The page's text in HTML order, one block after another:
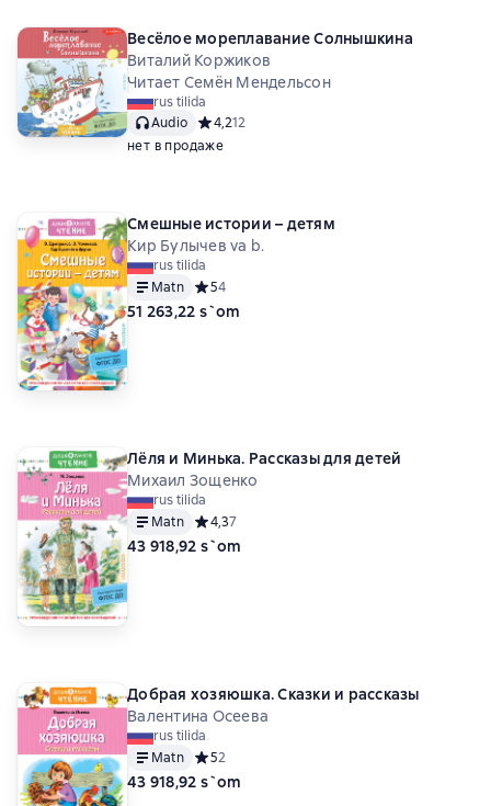
Весёлое мореплавание Солнышкина
Виталий Коржиков
Читает Семён Мендельсон
rus tilida
Audio
Средний рейтинг 4,2 на основе 12 оценок
4,212
нет в продаже
Смешные истории – детям
Кир Булычев va b.
rus tilida
Matn
Средний рейтинг 5 на основе 4 оценок
54
51 263,22 s`om
Лёля и Минька. Рассказы для детей
Михаил Зощенко
rus tilida
Matn
Средний рейтинг 4,3 на основе 7 оценок
4,37
43 918,92 s`om
Добрая хозяюшка. Сказки и рассказы
Валентина Осеева
rus tilida
Matn
Средний рейтинг 5 на основе 2 оценок
52
43 918,92 s`om